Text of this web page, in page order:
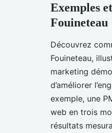
Exemples
Fouineteau
Découvrez
Fouineteau,
marketing
d’améliorer
exemple, une
web en trois
résultats